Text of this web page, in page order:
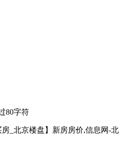
80字符
房_北京楼盘】新房房价,信息网-北